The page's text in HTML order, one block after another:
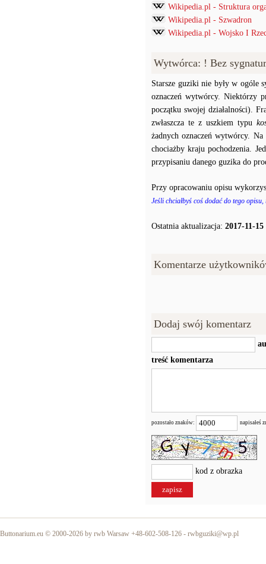
Wikipedia.pl - Struktura
Wikipedia.pl - Szwadron
Wikipedia.pl - Wojsko I
Wytwórca: ! Bez
Starsze guziki nie były w ogóle
oznaczeń wytwórcy. Niektórzy
początku swojej działalności).
zwłaszcza te z uszkiem typu
żadnych oznaczeń wytwórcy.
chociażby kraju pochodzenia.
przypisaniu danego guzika do
Przy opracowaniu opisu
Jeśli chciałbyś coś dodać do tego
Ostatnia aktualizacja: 2017-11-15
Komentarze
Dodaj swój komentarz
treść komentarza
pozostało znaków: napisałeś
kod z obrazka
Buttonarium.eu © 2000-2026 by rwb Warsaw +48-602-508-126 - rwbguziki@wp.pl